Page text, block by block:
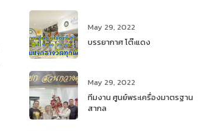
May 29, 2022
บรรยากาศ โต๊ะแดง
May 29, 2022
ทีมงาน ศูนย์พระเครื่องมาตรฐาน
สากล